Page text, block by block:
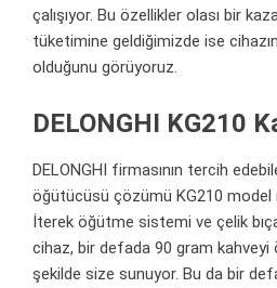
çalışıyor. Bu özellikler olası bir
tüketimine geldiğimizde ise
olduğunu görüyoruz.
DELONGHI KG210
DELONGHI firmasının tercih
öğütücüsü çözümü KG210 model
İterek öğütme sistemi ve çelik
cihaz, bir defada 90 gram kahveyi
şekilde size sunuyor. Bu da bir